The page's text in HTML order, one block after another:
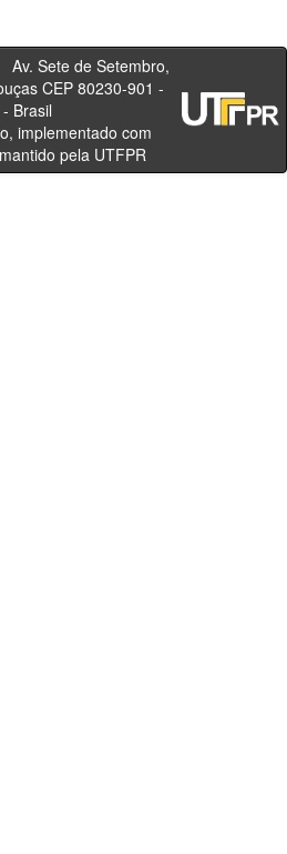
de Setembro,
CEP 80230-901 -
- PR - Brasil
implementado com
pela UTFPR